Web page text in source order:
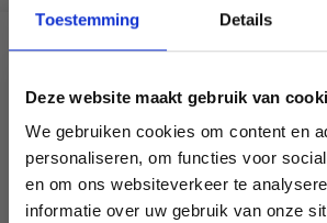
Toestemming Details
Deze website maakt gebruik van
We gebruiken cookies om content en
personaliseren, om functies voor
en om ons websiteverkeer te
informatie over uw gebruik van onze
VERGELIJKBAAR MET DIT
20% korting